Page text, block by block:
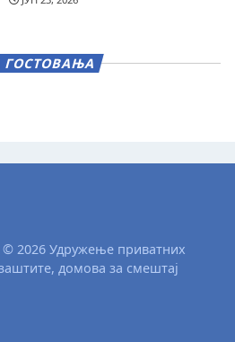
ГОСТОВАЊА
2026 Удружење приватних
домова за смештај